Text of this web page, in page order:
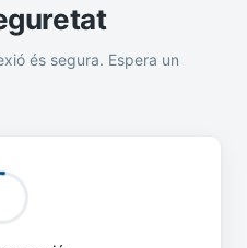
és segura. Espera un